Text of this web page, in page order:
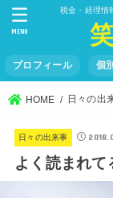
税金・経理情
プロフィール 個
MENU
HOME 日々の出
日々の出来事
よく読まれて